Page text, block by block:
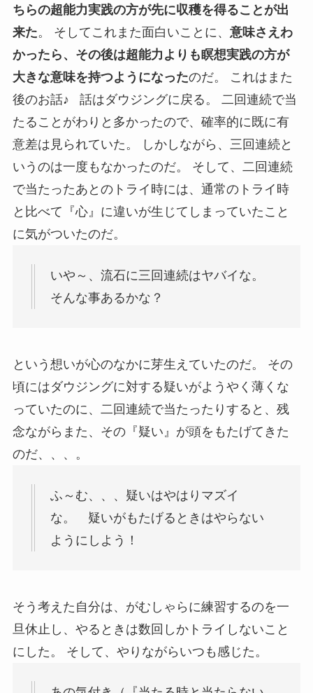
ちらの超能力実践の方が先に収穫を得ることが出
来た。 そしてこれまた面白いことに、 意味さえわ
かったら、その後は超能力よりも瞑想実践の方が
大きな意味を持つようになったのだ。 これはまた
後のお話♪ 話はダウジングに戻る。 二回連続で当
たることがわりと多かったので、確率的に既に有
意差は見られていた。 しかしながら、三回連続と
いうのは一度もなかったのだ。 そして、二回連続
で当たったあとのトライ時には、通常のトライ時
と比べて『心』に違いが生じてしまっていたこと
に気がついたのだ。
いや～、流石に三回連続はヤバイな。
そんな事あるかな？
という想いが心のなかに芽生えていたのだ。 その
頃にはダウジングに対する疑いがようやく薄くな
っていたのに、二回連続で当たったりすると、残
念ながらまた、その『疑い』が頭をもたげてきた
のだ、、、。
ふ～む、、、疑いはやはりマズイ
な。 疑いがもたげるときはやらない
ようにしよう！
そう考えた自分は、がむしゃらに練習するのを一
旦休止し、やるときは数回しかトライしないこと
にした。 そして、やりながらいつも感じた。